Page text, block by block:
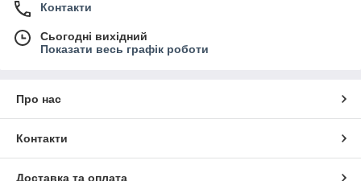
Контакти
Сьогодні вихідний
Показати весь графік роботи
Про нас
Контакти
Доставка та оплата